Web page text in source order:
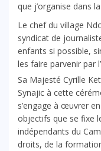
que j’organise dans
Le chef du village
syndicat de
enfants si possible,
les faire parvenir par
Sa Majesté Cyrille
Synajic à cette
s’engage à œuvrer
objectifs que se fixe
indépendants du
droits, de la